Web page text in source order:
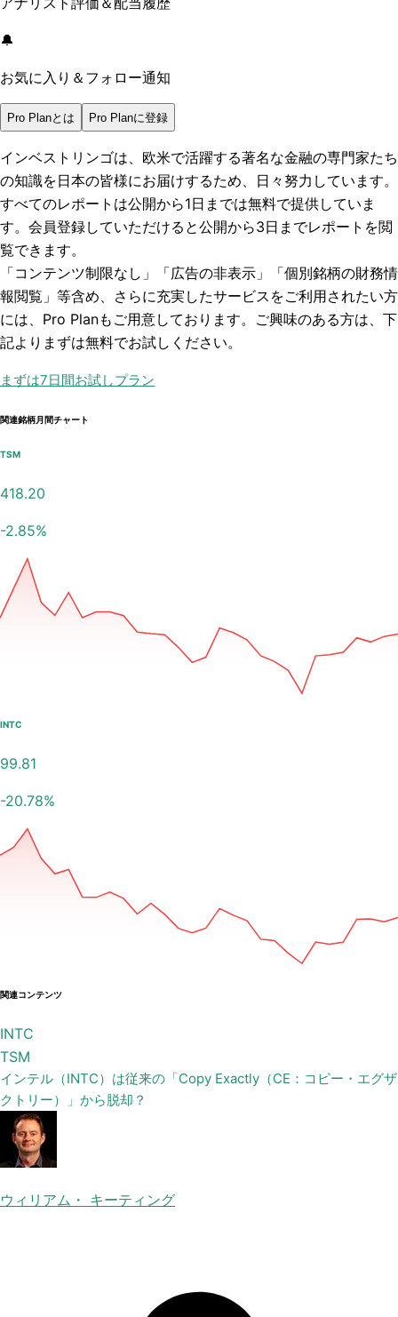
🔔
お気に入り＆フォロー通知
Pro Planとは Pro Planに登録
インベストリンゴは、欧米で活躍する著名な金融の専門家たち
の知識を日本の皆様にお届けするため、日々努力しています。
すべてのレポートは公開から1日までは無料で提供していま
す。会員登録していただけると公開から3日までレポートを閲
覧できます。
「コンテンツ制限なし」「広告の非表示」「個別銘柄の財務情
報閲覧」 等含め、さらに充実したサービスをご利用されたい方
には、Pro Planもご用意しております。ご興味のある方は、下
記よりまずは無料でお試しください。
まずは7日間お試しプラン
関連銘柄月間チャート
TSM
418.20
-2.85%
INTC
99.81
-20.78%
関連コンテンツ
INTC
TSM
インテル（INTC）は従来の「Copy Exactly（CE：コピー・エグザ
クトリー）」から脱却？
ウィリアム・ キーティング